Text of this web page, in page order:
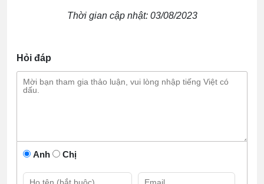
Thời gian cập nhật: 03/08/2023
Hỏi đáp
Anh Chị